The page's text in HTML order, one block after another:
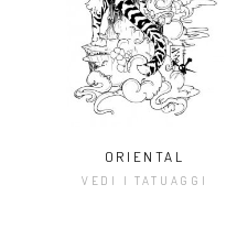
ORIENTAL
VEDI I TATUAGGI